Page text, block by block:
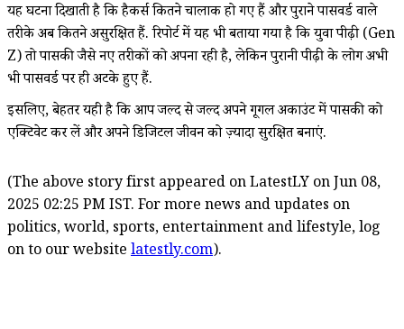
यह घटना दिखाती है कि हैकर्स कितने चालाक हो गए हैं और पुराने पासवर्ड वाले
तरीके अब कितने असुरक्षित हैं. रिपोर्ट में यह भी बताया गया है कि युवा पीढ़ी (Gen
Z) तो पासकी जैसे नए तरीकों को अपना रही है, लेकिन पुरानी पीढ़ी के लोग अभी
भी पासवर्ड पर ही अटके हुए हैं.
इसलिए, बेहतर यही है कि आप जल्द से जल्द अपने गूगल अकाउंट में पासकी को
एक्टिवेट कर लें और अपने डिजिटल जीवन को ज़्यादा सुरक्षित बनाएं.
(The above story first appeared on LatestLY on Jun 08,
2025 02:25 PM IST. For more news and updates on
politics, world, sports, entertainment and lifestyle, log
on to our website latestly.com).